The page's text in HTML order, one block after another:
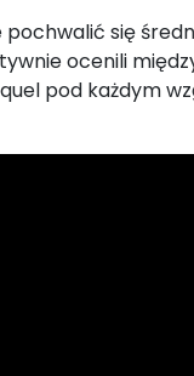
się
ocenili
pod każdym